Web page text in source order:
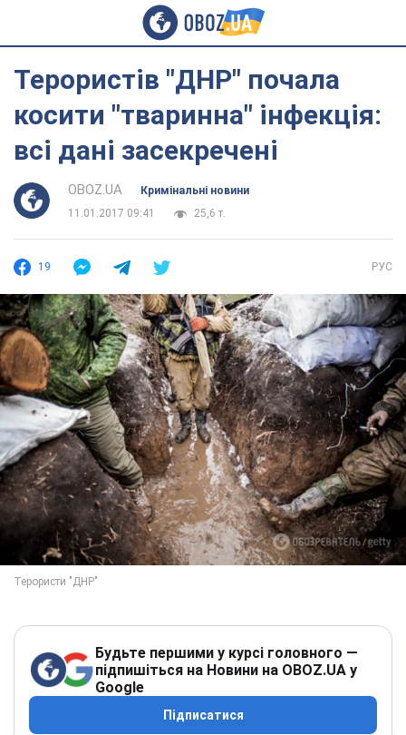
Терористів "ДНР" почала
косити "тваринна" інфекція:
всі дані засекречені
OBOZ.UA
Кримінальні новини
11.01.2017 09:41
25,6 т.
19 РУС
Будьте першими у курсі головного —
підпишіться на Новини на OBOZ.UA у
Google
Підписатися